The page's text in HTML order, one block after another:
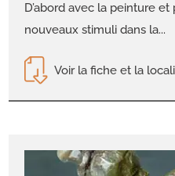
D’abord avec la peinture
nouveaux stimuli dans la...
Voir la fiche et la